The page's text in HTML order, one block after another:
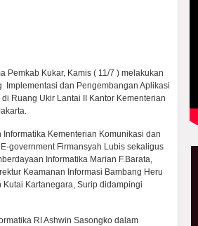
Pemkab Kukar, Kamis ( 11/7 ) melakukan
dan Pengembangan Aplikasi
Ruang Ukir Lantai II Kantor Kementerian
Kementerian Komunikasi dan
government Firmansyah Lubis sekaligus
Informatika Marian F.Barata,
Keamanan Informasi Bambang Heru
Kartanegara, Surip didampingi
RI Ashwin Sasongko dalam